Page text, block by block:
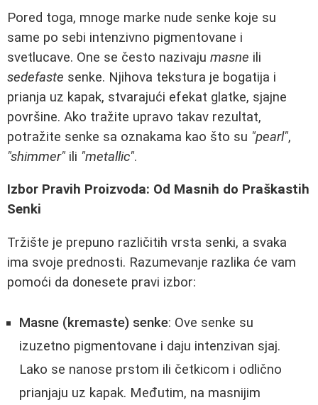
Pored toga, mnoge marke nude senke koje su
same po sebi intenzivno pigmentovane i
svetlucave. One se često nazivaju masne ili
sedefaste senke. Njihova tekstura je bogatija i
prianja uz kapak, stvarajući efekat glatke, sjajne
površine. Ako tražite upravo takav rezultat,
potražite senke sa oznakama kao što su "pearl",
"shimmer" ili "metallic".
Izbor Pravih Proizvoda: Od Masnih do Praškastih
Senki
Tržište je prepuno različitih vrsta senki, a svaka
ima svoje prednosti. Razumevanje razlika će vam
pomoći da donesete pravi izbor:
Masne (kremaste) senke: Ove senke su
izuzetno pigmentovane i daju intenzivan sjaj.
Lako se nanose prstom ili četkicom i odlično
prianjaju uz kapak. Međutim, na masnijim